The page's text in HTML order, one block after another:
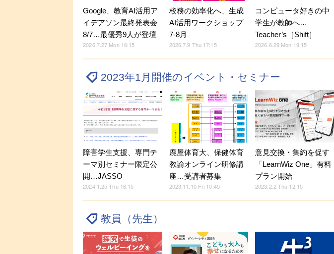
Google、教育AI活用ア
イデアソン最終発表会
8/7…最優秀9人が登壇
2026.7.27 Mon 16:15
校務の効率化へ、生成
AI活用ワークショップ
7-8月
2026.7.9 Thu 17:15
コンピュータ好きの中
学生が教師へ…
Teacher’s［Shift］
2026.6.29 Mon 19:15
2023年1月開催のイベント・セミナー
障害学生支援、専門テ
ーマ別セミナー限定公
開…JASSO
2024.1.25 Thu 16:15
鹿屋体育大、保健体育
教諭オンライン研修講
座…受講者募集
2023.11.10 Fri 10:45
意見交換・集約を促す
「LearnWiz One」有料
プラン開始
2023.2.2 Thu 12:15
教員（先生）